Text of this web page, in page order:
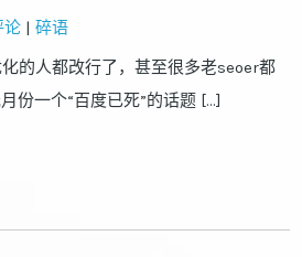
论 |碎语
的人都改行了，甚至很多老seoer都
份一个“百度已死”的话题 […]